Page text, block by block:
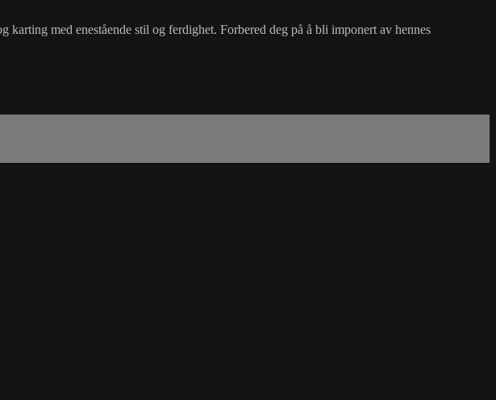
med enestående stil og ferdighet. Forbered deg på å bli imponert av hennes